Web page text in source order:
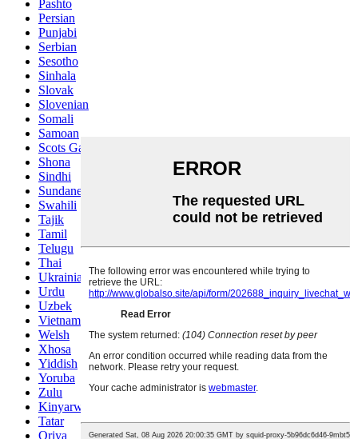
Pashto
Persian
Punjabi
Serbian
Sesotho
Sinhala
Slovak
Slovenian
Somali
Samoan
Scots Gaelic
Shona
Sindhi
Sundanese
Swahili
Tajik
Tamil
Telugu
Thai
Ukrainian
Urdu
Uzbek
Vietnamese
Welsh
Xhosa
Yiddish
Yoruba
Zulu
Kinyarwanda
Tatar
Oriya